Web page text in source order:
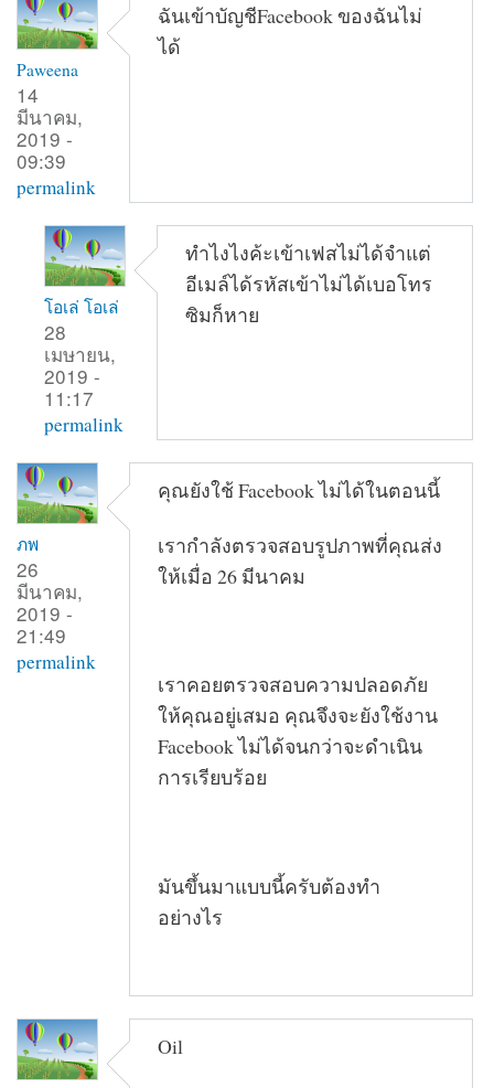
Paweena
14
มีนาคม,
2019 -
09:39
permalink
ฉันเข้าบัญชีFacebook ของฉันไม่
ได้
โอเล่ โอเล่
28
เมษายน,
2019 -
11:17
permalink
ทำไงไงค้ะเข้าเฟสไม่ได้จำแต่
อีเมล์ได้รหัสเข้าไม่ได้เบอโทร
ซิมก็หาย
ภพ
26
มีนาคม,
2019 -
21:49
permalink
คุณยังใช้ Facebook ไม่ได้ในตอนนี้
เรากำลังตรวจสอบรูปภาพที่คุณส่ง
ให้เมื่อ 26 มีนาคม
เราคอยตรวจสอบความปลอดภัย
ให้คุณอยู่เสมอ คุณจึงจะยังใช้งาน
Facebook ไม่ได้จนกว่าจะดำเนิน
การเรียบร้อย
มันขึ้นมาแบบนี้ครับต้องทำ
อย่างไร
Oil